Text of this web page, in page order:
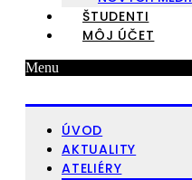
ŠTUDENTI
MÔJ ÚČET
Menu
ÚVOD
AKTUALITY
ATELIÉRY